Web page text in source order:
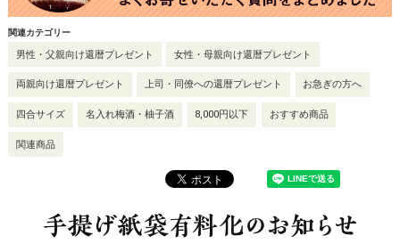
関連カテゴリー
男性・父親向け還暦プレゼント 女性・母親向け還暦プレゼント
両親向け還暦プレゼント 上司・同僚への還暦プレゼント お急ぎの方へ
四合サイズ 名入れ梅酒・柚子酒 8,000円以下 おすすめ商品
関連商品